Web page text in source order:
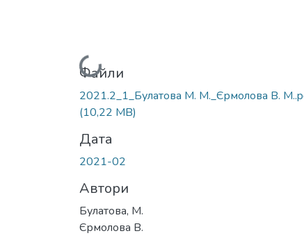
Вантажиться...
Файли
2021.2_1_Булатова М. М._Єрмолова В.
(10,22 MB)
Дата
2021-02
Автори
Булатова, М.
Єрмолова В.